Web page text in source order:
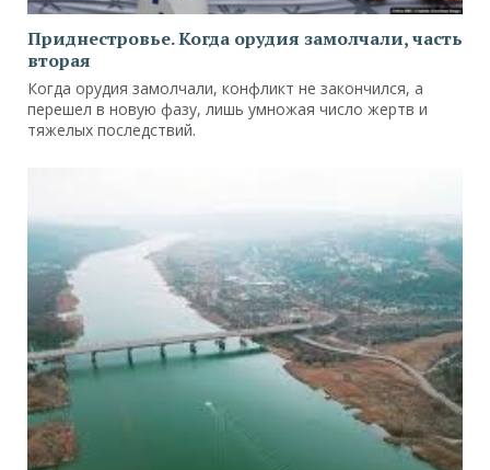
Приднестровье. Когда орудия замолчали, часть
вторая
Когда орудия замолчали, конфликт не закончился, а
перешел в новую фазу, лишь умножая число жертв и
тяжелых последствий.